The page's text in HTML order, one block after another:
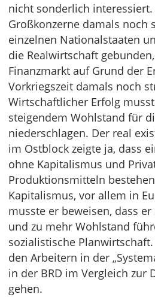
nicht sonderlich
Großkonzerne damals noch
einzelnen Nationalstaaten
die Realwirtschaft
Finanzmarkt auf Grund der
Vorkriegszeit damals noch
Wirtschaftlicher Erfolg
steigendem Wohlstand für
niederschlagen. Der real
im Ostblock zeigte ja, dass
ohne Kapitalismus und
Produktionsmitteln
Kapitalismus, vor allem in
musste er beweisen, dass
und zu mehr Wohlstand
sozialistische
den Arbeitern in der
in der BRD im Vergleich zur
gehen.